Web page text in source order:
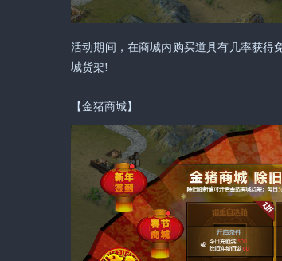
活动期间，在商城内购买道具有几率获得
城货架!
【金猪商城】